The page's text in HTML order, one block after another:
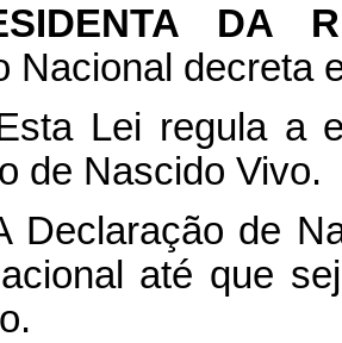
DA
Nacional decreta
Lei regula a
de Nascido Vivo.
Declaração de
até que